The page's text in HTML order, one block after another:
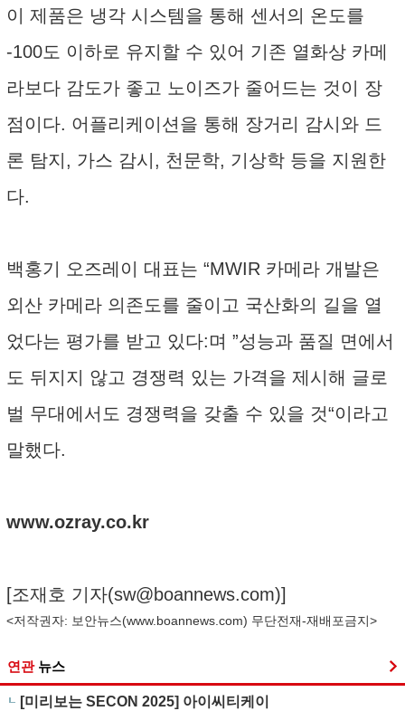
이 제품은 냉각 시스템을 통해 센서의 온도를
-100도 이하로 유지할 수 있어 기존 열화상 카메
라보다 감도가 좋고 노이즈가 줄어드는 것이 장
점이다. 어플리케이션을 통해 장거리 감시와 드
론 탐지, 가스 감시, 천문학, 기상학 등을 지원한
다.
백홍기 오즈레이 대표는 “MWIR 카메라 개발은
외산 카메라 의존도를 줄이고 국산화의 길을 열
었다는 평가를 받고 있다:며 ”성능과 품질 면에서
도 뒤지지 않고 경쟁력 있는 가격을 제시해 글로
벌 무대에서도 경쟁력을 갖출 수 있을 것“이라고
말했다.
www.ozray.co.kr
[조재호 기자(sw@boannews.com)]
<저작권자: 보안뉴스(www.boannews.com) 무단전재-재배포금지>
연관 뉴스
[미리보는 SECON 2025] 아이씨티케이